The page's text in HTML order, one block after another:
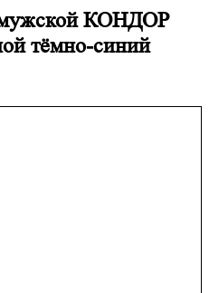
КОНДОР
тёмно-синий